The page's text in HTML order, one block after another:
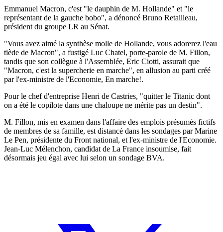
Emmanuel Macron, c'est "le dauphin de M. Hollande" et "le
représentant de la gauche bobo", a dénoncé Bruno Retailleau,
président du groupe LR au Sénat.
"Vous avez aimé la synthèse molle de Hollande, vous adorerez l'eau
tiède de Macron", a fustigé Luc Chatel, porte-parole de M. Fillon,
tandis que son collègue à l'Assemblée, Eric Ciotti, assurait que
"Macron, c'est la supercherie en marche", en allusion au parti créé
par l'ex-ministre de l'Economie, En marche!.
Pour le chef d'entreprise Henri de Castries, "quitter le Titanic dont
on a été le copilote dans une chaloupe ne mérite pas un destin".
M. Fillon, mis en examen dans l'affaire des emplois présumés fictifs
de membres de sa famille, est distancé dans les sondages par Marine
Le Pen, présidente du Front national, et l'ex-ministre de l'Economie.
Jean-Luc Mélenchon, candidat de La France insoumise, fait
désormais jeu égal avec lui selon un sondage BVA.